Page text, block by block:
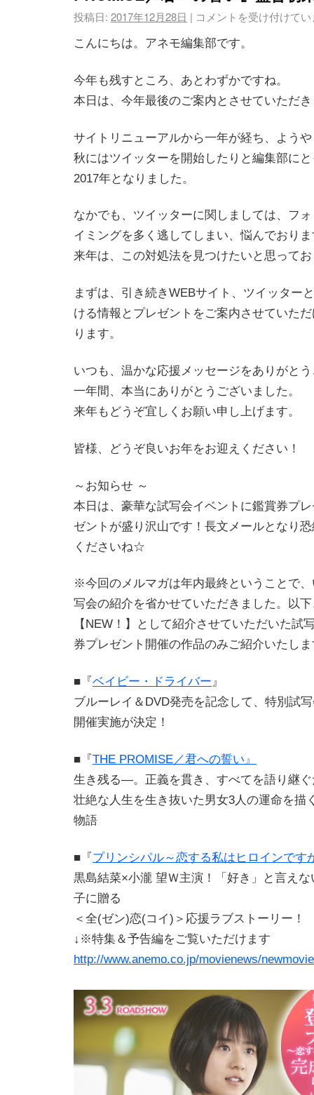
投稿日: 2017年12月28日 | コメントを受け付けて
こんにちは。アネモ編集部です。
今年も残すところ、あとわずかですね。
本日は、今年最後のご案内とさせていただ
サイトリニューアルから一年が経ち、よう
秋にはツイッターを開始したりと編集部に
2017年となりました。
なかでも、ツイッターに関しましては、フ
イミングを多く逃してしまい、悩んでおり
来年は、この対処法を見つけたいと思って
まずは、引き続きWEBサイト、ツイッター
ける情報とプレゼントをご案内させていた
ります。
いつも、温かな応援メッセージをありがと
一年間、本当にありがとうございました。
来年もどうぞ宜しくお願い申し上げます。
皆様、どうぞ良いお年をお迎えください！
～お知らせ ～
本日は、豪華な試写会イベントに鑑賞券プ
ゼントが盛り沢山です！長文メールとなり
くださいね☆
※今回のメルマガは年内最終ということで
写会の紹介を省かせていただきました。以
【NEW！】として紹介させていただいた試
券プレゼント開催の作品のみご紹介いたし
■『ベイビー・ドライバー』
ブルーレイ＆DVD発売を記念して、特別試
開催実施が決定！
■『THE PROMISE／君への誓い』
生き残る―。正義を貫き、すべてを語り継
壮絶な人生を生き抜いた男女3人の運命を描
物語
■『プリンシパル～恋する私はヒロインです
黒島結菜×小瀧 望Ｗ主演！「好き」と言え
子に贈る
＜全(ゼン)恋(コイ)＞応援ラブストーリー！
↓※特集＆予告編をご覧いただけます
http://www.anemo.co.jp/movienews/